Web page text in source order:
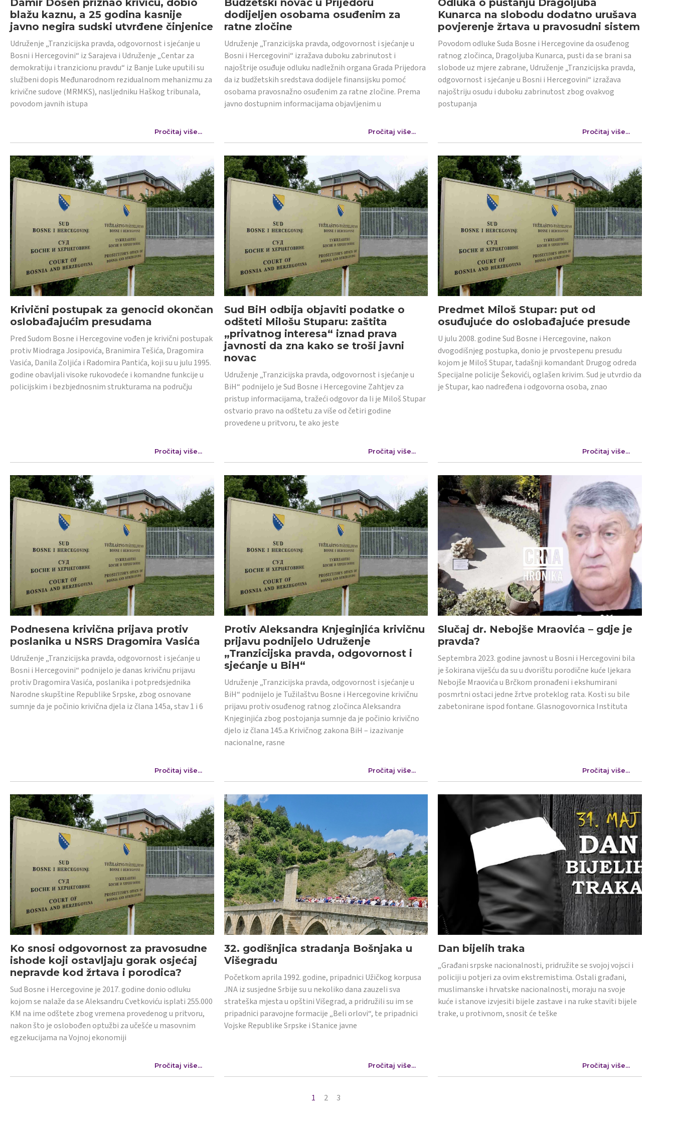
blažu kaznu, a 25 godina kasnije
javno negira sudski utvrđene činjenice
Udruženje „Tranzicijska pravda, odgovornost i sjećanje u
Bosni i Hercegovini“ iz Sarajeva i Udruženje „Centar za
demokratiju i tranzicionu pravdu“ iz Banje Luke uputili su
službeni dopis Međunarodnom rezidualnom mehanizmu za
krivične sudove (MRMKS), nasljedniku Haškog tribunala,
povodom javnih istupa
Pročitaj više...
dodijeljen osobama osuđenim za
ratne zločine
Udruženje „Tranzicijska pravda, odgovornost i sjećanje u
Bosni i Hercegovini“ izražava duboku zabrinutost i
najoštrije osuđuje odluku nadležnih organa Grada Prijedora
da iz budžetskih sredstava dodijele finansijsku pomoć
osobama pravosnažno osuđenim za ratne zločine. Prema
javno dostupnim informacijama objavljenim u
Pročitaj više...
Kunarca na slobodu dodatno urušava
povjerenje žrtava u pravosudni sistem
Povodom odluke Suda Bosne i Hercegovine da osuđenog
ratnog zločinca, Dragoljuba Kunarca, pusti da se brani sa
slobode uz mjere zabrane, Udruženje „Tranzicijska pravda,
odgovornost i sjećanje u Bosni i Hercegovini“ izražava
najoštriju osudu i duboku zabrinutost zbog ovakvog
postupanja
Pročitaj više...
Krivični postupak za genocid okončan
oslobađajućim presudama
Pred Sudom Bosne i Hercegovine vođen je krivični postupak
protiv Miodraga Josipovića, Branimira Tešića, Dragomira
Vasića, Danila Zoljića i Radomira Pantića, koji su u julu 1995.
godine obavljali visoke rukovodeće i komandne funkcije u
policijskim i bezbjednosnim strukturama na području
Pročitaj više...
Sud BiH odbija objaviti podatke o
odšteti Milošu Stuparu: zaštita
„privatnog interesa“ iznad prava
javnosti da zna kako se troši javni
novac
Udruženje „Tranzicijska pravda, odgovornost i sjećanje u
BiH“ podnijelo je Sud Bosne i Hercegovine Zahtjev za
pristup informacijama, tražeći odgovor da li je Miloš Stupar
ostvario pravo na odštetu za više od četiri godine
provedene u pritvoru, te ako jeste
Pročitaj više...
Predmet Miloš Stupar: put od
osuđujuće do oslobađajuće presude
U julu 2008. godine Sud Bosne i Hercegovine, nakon
dvogodišnjeg postupka, donio je prvostepenu presudu
kojom je Miloš Stupar, tadašnji komandant Drugog odreda
Specijalne policije Šekovići, oglašen krivim. Sud je utvrdio da
je Stupar, kao nadređena i odgovorna osoba, znao
Pročitaj više...
Podnesena krivična prijava protiv
poslanika u NSRS Dragomira Vasića
Udruženje „Tranzicijska pravda, odgovornost i sjećanje u
Bosni i Hercegovini“ podnijelo je danas krivičnu prijavu
protiv Dragomira Vasića, poslanika i potpredsjednika
Narodne skupštine Republike Srpske, zbog osnovane
sumnje da je počinio krivična djela iz člana 145a, stav 1 i 6
Pročitaj više...
Protiv Aleksandra Knjeginjića krivičnu
prijavu podnijelo Udruženje
„Tranzicijska pravda, odgovornost i
sjećanje u BiH“
Udruženje „Tranzicijska pravda, odgovornost i sjećanje u
BiH“ podnijelo je Tužilaštvu Bosne i Hercegovine krivičnu
prijavu protiv osuđenog ratnog zločinca Aleksandra
Knjeginjića zbog postojanja sumnje da je počinio krivično
djelo iz člana 145.a Krivičnog zakona BiH – izazivanje
nacionalne, rasne
Pročitaj više...
Slučaj dr. Nebojše Mraovića – gdje je
pravda?
Septembra 2023. godine javnost u Bosni i Hercegovini bila
je šokirana viješću da su u dvorištu porodične kuće ljekara
Nebojše Mraovića u Brčkom pronađeni i ekshumirani
posmrtni ostaci jedne žrtve proteklog rata. Kosti su bile
zabetonirane ispod fontane. Glasnogovornica Instituta
Pročitaj više...
Ko snosi odgovornost za pravosudne
ishode koji ostavljaju gorak osjećaj
nepravde kod žrtava i porodica?
Sud Bosne i Hercegovine je 2017. godine donio odluku
kojom se nalaže da se Aleksandru Cvetkoviću isplati 255.000
KM na ime odštete zbog vremena provedenog u pritvoru,
nakon što je oslobođen optužbi za učešće u masovnim
egzekucijama na Vojnoj ekonomiji
Pročitaj više...
32. godišnjica stradanja Bošnjaka u
Višegradu
Početkom aprila 1992. godine, pripadnici Užičkog korpusa
JNA iz susjedne Srbije su u nekoliko dana zauzeli sva
strateška mjesta u opštini Višegrad, a pridružili su im se
pripadnici paravojne formacije „Beli orlovi“, te pripadnici
Vojske Republike Srpske i Stanice javne
Pročitaj više...
Dan bijelih traka
„Građani srpske nacionalnosti, pridružite se svojoj vojsci i
policiji u potjeri za ovim ekstremistima. Ostali građani,
muslimanske i hrvatske nacionalnosti, moraju na svoje
kuće i stanove izvjesiti bijele zastave i na ruke staviti bijele
trake, u protivnom, snosit će teške
Pročitaj više...
1 2 3